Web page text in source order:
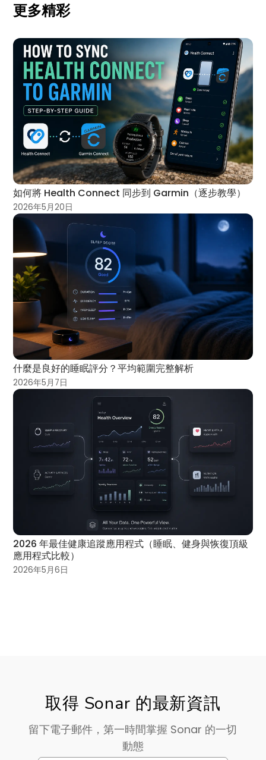
更多精彩
如何將 Health Connect 同步到 Garmin（逐步教學）
2026年5月20日
什麼是良好的睡眠評分？平均範圍完整解析
2026年5月7日
2026 年最佳健康追蹤應用程式（睡眠、健身與恢復頂級
應用程式比較）
2026年5月6日
取得 Sonar 的最新資訊
留下電子郵件，第一時間掌握 Sonar 的一切
動態